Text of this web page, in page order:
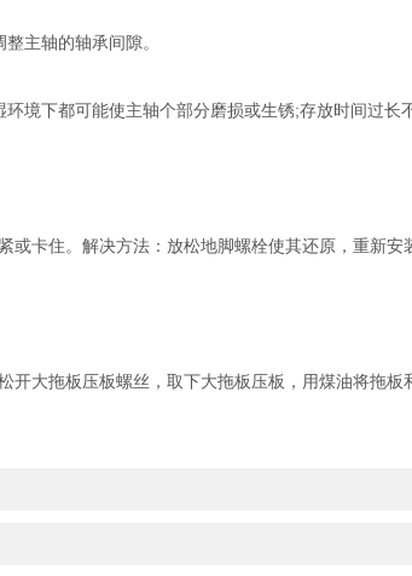
主轴的轴承间隙。
下都可能使主轴个部分磨损或生锈;存放时间过长
住。解决方法：放松地脚螺栓使其还原，重新安
大拖板压板螺丝，取下大拖板压板，用煤油将拖板